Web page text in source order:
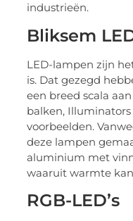
industrieën.
Bliksem
LED-lampen zijn
is. Dat gezegd
een breed scala
balken,
voorbeelden.
deze lampen
aluminium met
waaruit warmte
RGB-LED’s